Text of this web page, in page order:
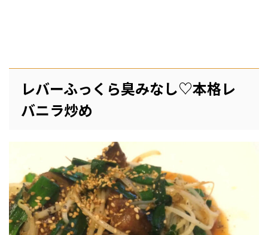
レバーふっくら臭みなし♡本格レ
バニラ炒め